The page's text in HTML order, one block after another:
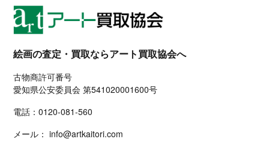
絵画の査定・買取ならアート買取協会へ
古物商許可番号
愛知県公安委員会 第541020001600号
電話：0120-081-560
メール： info@artkaitori.com